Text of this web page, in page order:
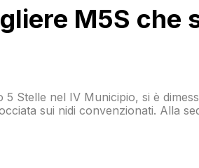
M5S che
Stelle nel IV Municipio, si è
sui nidi convenzionati. Alla
[…]